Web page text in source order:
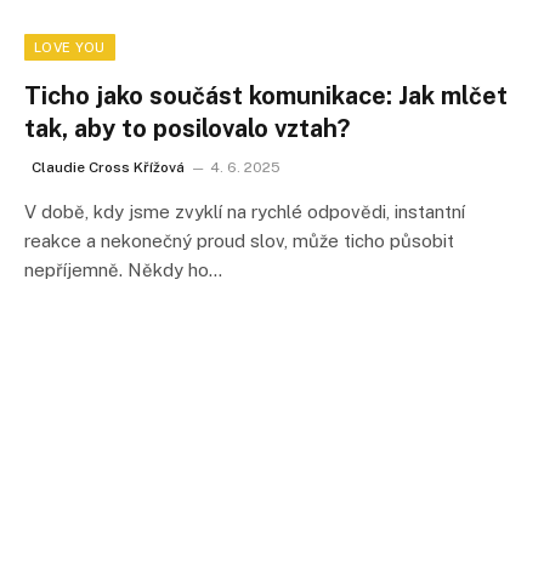
LOVE YOU
Ticho jako součást komunikace: Jak mlčet
tak, aby to posilovalo vztah?
Claudie Cross Křížová 4. 6. 2025
V době, kdy jsme zvyklí na rychlé odpovědi, instantní
reakce a nekonečný proud slov, může ticho působit
nepříjemně. Někdy ho…